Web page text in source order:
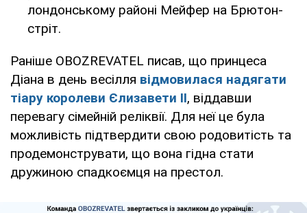
лондонському районі Мейфер на Брютон-
стріт.
Раніше OBOZREVATEL писав, що принцеса
Діана в день весілля відмовилася надягати
тіару королеви Єлизавети II, віддавши
перевагу сімейній реліквії. Для неї це була
можливість підтвердити свою родовитість та
продемонструвати, що вона гідна стати
дружиною спадкоємця на престол.